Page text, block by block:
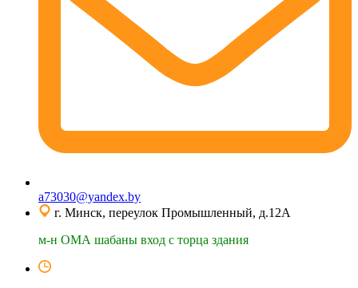
a73030@yandex.by
г. Минск, переулок Промышленный, д.12А
м-н ОМА шабаны вход с торца здания